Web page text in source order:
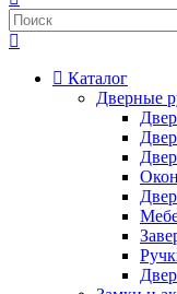
Каталог
Дверные